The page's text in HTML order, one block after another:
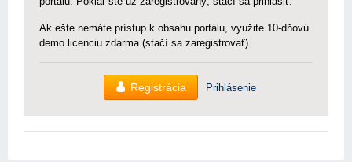
Ak ešte nemáte prístup k obsahu portálu, využite 10-dňovú
demo licenciu zdarma (stačí sa zaregistrovať).
Registrácia Prihlásenie